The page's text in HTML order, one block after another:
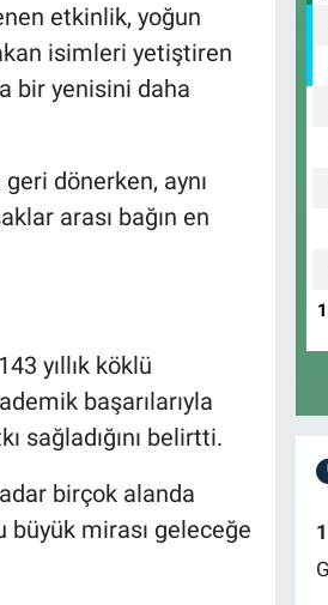
etkinlik, yoğun
isimleri yetiştiren
bir yenisini daha
dönerken, aynı
arası bağın en
yıllık köklü
başarılarıyla
sağladığını belirtti.
birçok alanda
mirası geleceğe